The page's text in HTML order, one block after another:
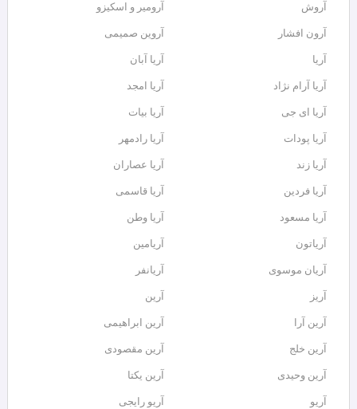
آروش آرومیر و اسکیزو
آرون افشار آروین صمیمی
آریا آریا آبان
آریا آرام نژاد آریا امجد
آریا ای جی آریا بیات
آریا پودات آریا رادمهر
آریا زند آریا عصاران
آریا فردین آریا قاسمی
آریا مسعود آریا وطن
آریاتون آریامین
آریان موسوی آریانفر
آریز آرین
آرین آرا آرین ابراهیمی
آرین خلج آرین مقصودی
آرین وحیدی آرین یکتا
آریو آریو رایجی